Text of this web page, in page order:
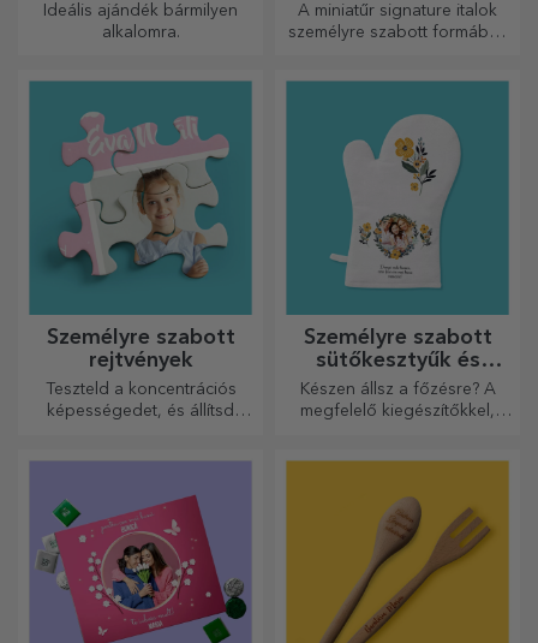
Ideális ajándék bármilyen
alkalomra.
A miniatűr signature italok
személyre szabott formában
Személyre szabott
rejtvények
Teszteld a koncentrációs
képességedet, és állítsd
Személyre szabott
sütőkesztyűk és
konyhai kiegészítők
Készen állsz a főzésre? A
megfelelő kiegészítőkkel,
munkád.